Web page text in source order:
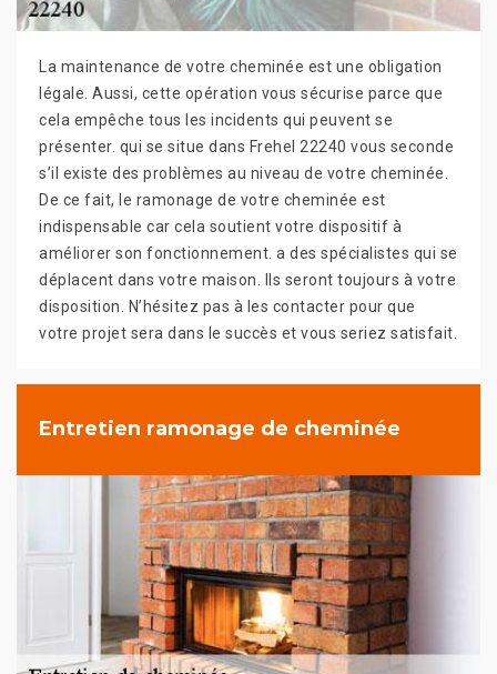
La maintenance de votre cheminée est une obligation
légale. Aussi, cette opération vous sécurise parce que
cela empêche tous les incidents qui peuvent se
présenter. qui se situe dans Frehel 22240 vous seconde
s’il existe des problèmes au niveau de votre cheminée.
De ce fait, le ramonage de votre cheminée est
indispensable car cela soutient votre dispositif à
améliorer son fonctionnement. a des spécialistes qui se
déplacent dans votre maison. Ils seront toujours à votre
disposition. N’hésitez pas à les contacter pour que
votre projet sera dans le succès et vous seriez satisfait.
Entretien ramonage de cheminée